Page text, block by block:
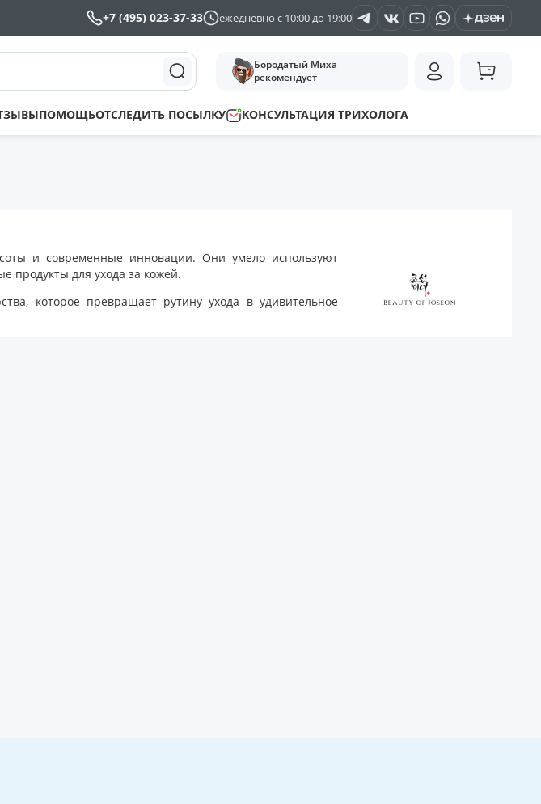
+7 (495) 023-37-33 ежедневно с 10:00 до 19:00
Бородатый Миха
рекомендует
ПОМОЩЬОТСЛЕДИТЬ ПОСЫЛКУ КОНСУЛЬТАЦИЯ ТРИХОЛОГА
и современные инновации. Они умело используют
продукты для ухода за кожей.
которое превращает рутину ухода в удивительное